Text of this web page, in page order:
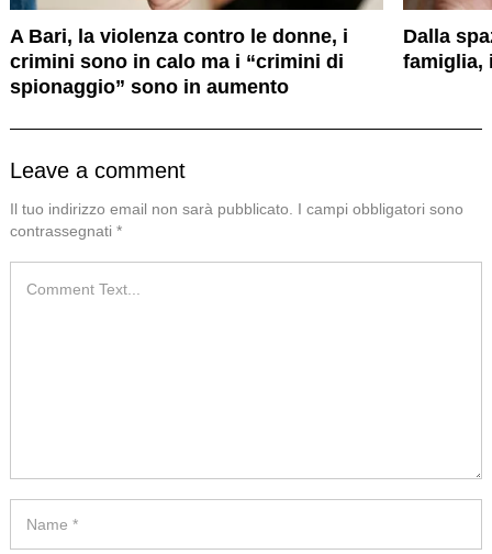
A Bari, la violenza contro le donne, i
crimini sono in calo ma i “crimini di
spionaggio” sono in aumento
Dalla
famiglia,
Leave a comment
Il tuo indirizzo email non sarà pubblicato.
I campi obbligatori sono
contrassegnati *